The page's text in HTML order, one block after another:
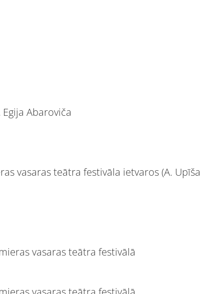
Abaroviča
vasaras teātra festivāla ietvaros (A. Upīša
vasaras teātra festivālā